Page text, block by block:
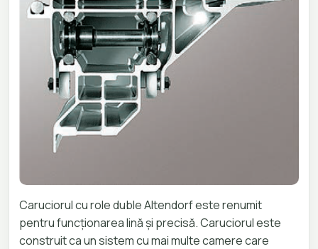
Caruciorul cu role duble Altendorf este renumit
pentru funcționarea lină și precisă. Caruciorul este
construit ca un sistem cu mai multe camere care